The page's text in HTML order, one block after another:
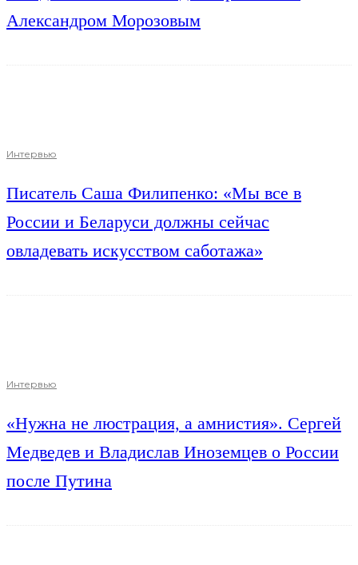
Александром Морозовым
Интервью
Писатель Саша Филипенко: «Мы все в
России и Беларуси должны сейчас
овладевать искусством саботажа»
Интервью
«Нужна не люстрация, а амнистия». Сергей
Медведев и Владислав Иноземцев о России
после Путина